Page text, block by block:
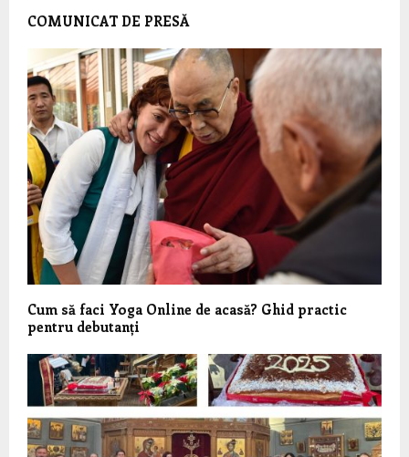
COMUNICAT DE PRESĂ
Cum să faci Yoga Online de acasă? Ghid practic
pentru debutanți